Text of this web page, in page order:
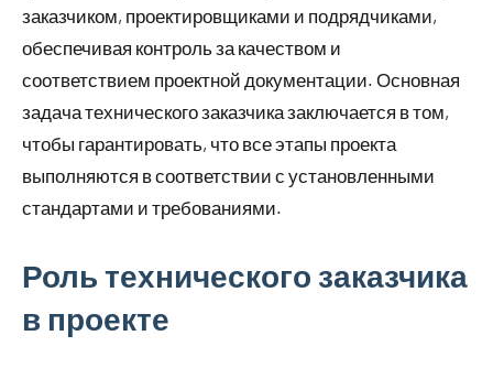
заказчиком, проектировщиками и подрядчиками,
обеспечивая контроль за качеством и
соответствием проектной документации. Основная
задача технического заказчика заключается в том,
чтобы гарантировать, что все этапы проекта
выполняются в соответствии с установленными
стандартами и требованиями.
Роль технического заказчика
в проекте